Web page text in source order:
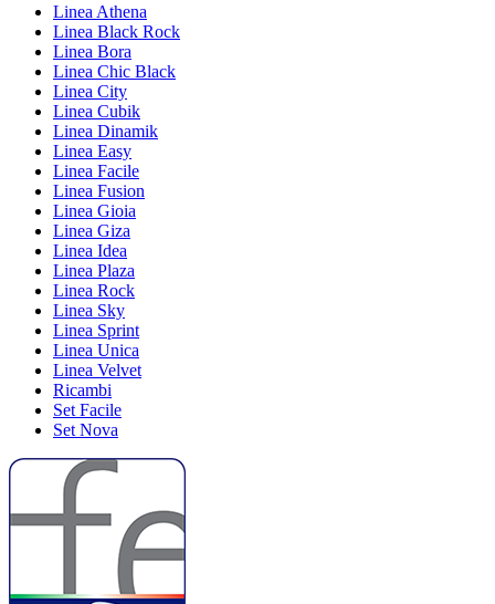
Linea Athena
Linea Black Rock
Linea Bora
Linea Chic Black
Linea City
Linea Cubik
Linea Dinamik
Linea Easy
Linea Facile
Linea Fusion
Linea Gioia
Linea Giza
Linea Idea
Linea Plaza
Linea Rock
Linea Sky
Linea Sprint
Linea Unica
Linea Velvet
Ricambi
Set Facile
Set Nova